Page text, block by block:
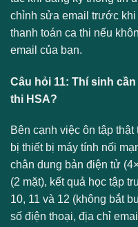
chỉnh sửa email trước khi
thanh toán ca thi nếu
email của bạn.
Câu hỏi 11: Thí sinh
thi HSA?
Bên cạnh việc ôn tập
bị thiết bị máy tính nối
chân dung bản điện tử
(2 mặt), kết quả học tập
10, 11 và 12 (không bắt
số điện thoại, địa chỉ